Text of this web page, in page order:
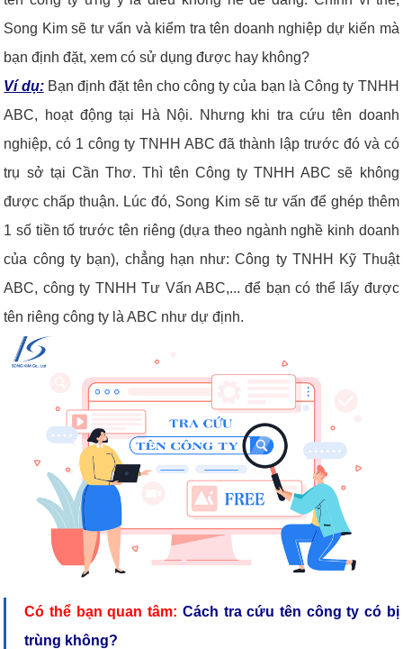
Song Kim sẽ tư vấn và kiểm tra tên doanh nghiệp dự kiến mà
bạn định đặt, xem có sử dụng được hay không?
Ví dụ:Bạn định đặt tên cho công ty của bạn là Công ty TNHH
ABC, hoạt động tại Hà Nội. Nhưng khi tra cứu tên doanh
nghiệp, có 1 công ty TNHH ABC đã thành lập trước đó và có
trụ sở tại Cần Thơ. Thì tên Công ty TNHH ABC sẽ không
được chấp thuận. Lúc đó, Song Kim sẽ tư vấn để ghép thêm
1 số tiền tố trước tên riêng (dựa theo ngành nghề kinh doanh
của công ty bạn), chẳng hạn như: Công ty TNHH Kỹ Thuật
ABC, công ty TNHH Tư Vấn ABC,... để bạn có thể lấy được
tên riêng công ty là ABC như dự định.
Có thể bạn quan tâm: Cách tra cứu tên công ty có bị
trùng không?